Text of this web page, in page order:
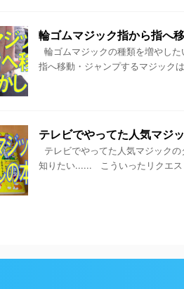
輪ゴムマジック指から指へ
輪ゴムマジックの種類を増やし
指へ移動・ジャンプするマジッ
テレビでやってた人気マジ
テレビでやってた人気マジック
知りたい...... こういったリクエ